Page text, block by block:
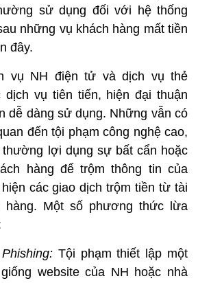
sử dụng đối với hệ thống
những vụ khách hàng mất tiền
đây.
vụ NH điện tử và dịch vụ thẻ
dịch vụ tiên tiến, hiện đại thuận
dễ dàng sử dụng. Những vẫn có
đến tội phạm công nghệ cao,
lợi dụng sự bất cẩn hoặc
hàng để trộm thông tin của
các giao dịch trộm tiền từ tài
hàng. Một số phương thức lừa
Tội phạm thiết lập một
website của NH hoặc nhà